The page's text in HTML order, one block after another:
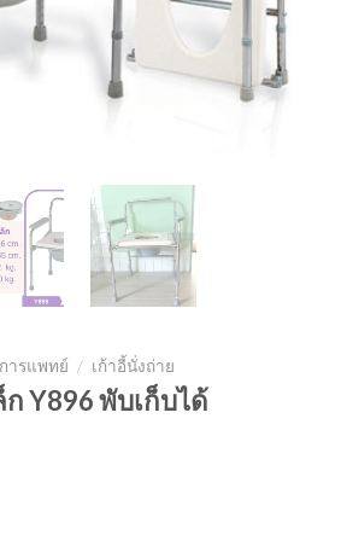
ารแพทย์ / เก้าอี้นั่งถ่าย
Y896 พับเก็บได้